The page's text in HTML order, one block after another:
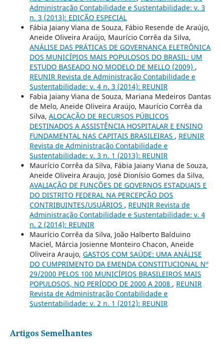
Administração Contabilidade e Sustentabilidade: v. 3
n. 3 (2013): EDIÇÃO ESPECIAL
Fábia Jaiany Viana de Souza, Fábio Resende de Araújo,
Aneide Oliveira Araújo, Maurício Corrêa da Silva,
ANÁLISE DAS PRÁTICAS DE GOVERNANÇA ELETRÔNICA
DOS MUNICÍPIOS MAIS POPULOSOS DO BRASIL: UM
ESTUDO BASEADO NO MODELO DE MELLO (2009) ,
REUNIR Revista de Administração Contabilidade e
Sustentabilidade: v. 4 n. 3 (2014): REUNIR
Fabia Jaiany Viana de Souza, Mariana Medeiros Dantas
de Melo, Aneide Oliveira Araújo, Maurício Corrêa da
Silva, ALOCAÇÃO DE RECURSOS PÚBLICOS
DESTINADOS A ASSISTÊNCIA HOSPITALAR E ENSINO
FUNDAMENTAL NAS CAPITAIS BRASILEIRAS , REUNIR
Revista de Administração Contabilidade e
Sustentabilidade: v. 3 n. 1 (2013): REUNIR
Maurício Corrêa da Silva, Fábia Jaiany Viana de Souza,
Aneide Oliveira Araujo, José Dionísio Gomes da Silva,
AVALIAÇÃO DE FUNÇÕES DE GOVERNOS ESTADUAIS E
DO DISTRITO FEDERAL NA PERCEPÇÃO DOS
CONTRIBUINTES/USUÁRIOS , REUNIR Revista de
Administração Contabilidade e Sustentabilidade: v. 4
n. 2 (2014): REUNIR
Maurício Corrêa da Silva, João Halberto Balduino
Maciel, Márcia Josienne Monteiro Chacon, Aneide
Oliveira Araujo, GASTOS COM SAÚDE: UMA ANÁLISE
DO CUMPRIMENTO DA EMENDA CONSTITUCIONAL Nº
29/2000 PELOS 100 MUNICÍPIOS BRASILEIROS MAIS
POPULOSOS, NO PERÍODO DE 2000 A 2008 , REUNIR
Revista de Administração Contabilidade e
Sustentabilidade: v. 2 n. 1 (2012): REUNIR
Artigos Semelhantes